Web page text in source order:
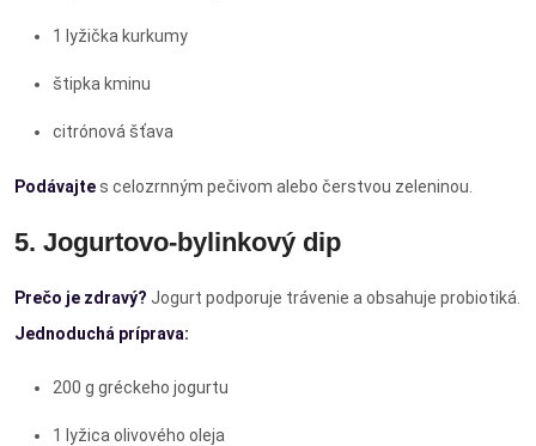
1 lyžička kurkumy
štipka kminu
citrónová šťava
Podávajtes celozrnným pečivom alebo čerstvou zeleninou.
5. Jogurtovo-bylinkový dip
Prečo je zdravý? Jogurt podporuje trávenie a obsahuje probiotiká.
Jednoduchá príprava:
200 g gréckeho jogurtu
1 lyžica olivového oleja